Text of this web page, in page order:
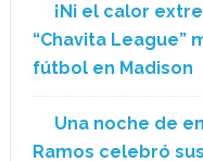
¡Ni el calor
“Chavita League”
fútbol en Madison
Una noche de
Ramos celebró